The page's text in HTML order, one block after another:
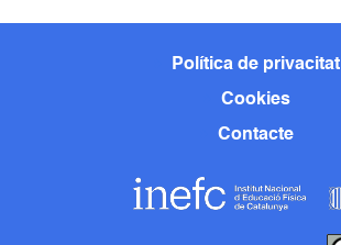
Política de privacitat
Cookies
Contacte